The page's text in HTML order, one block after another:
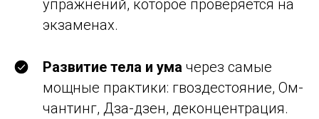
упражнений, которое проверяется на
экзаменах.
Развитие тела и ума через самые
мощные практики: гвоздестояние, Ом-
чантинг, Дза-дзен, деконцентрация.